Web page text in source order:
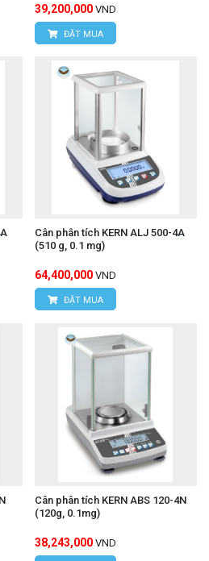
39,200,000 VND
ĐẶT MUA
Cân phân tích KERN ALJ 500-4A
(510 g, 0.1 mg)
64,400,000 VND
ĐẶT MUA
Cân phân tích KERN ABS 120-4N
(120g, 0.1mg)
38,243,000 VND